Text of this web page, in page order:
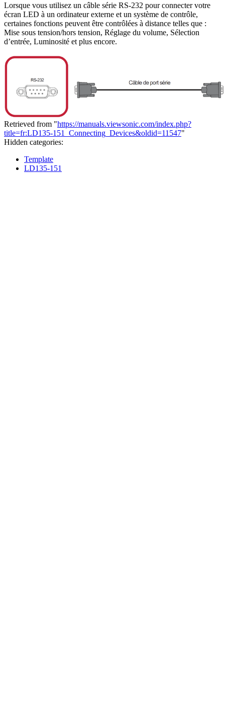
Lorsque vous utilisez un câble série RS-232 pour connecter votre
écran LED à un ordinateur externe et un système de contrôle,
certaines fonctions peuvent être contrôlées à distance telles que :
Mise sous tension/hors tension, Réglage du volume, Sélection
d’entrée, Luminosité et plus encore.
Retrieved from "https://manuals.viewsonic.com/index.php?
title=fr:LD135-151_Connecting_Devices&oldid=11547"
Hidden categories:
Template
LD135-151